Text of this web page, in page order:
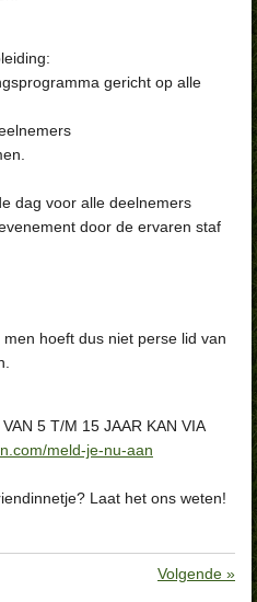
gericht op alle
dag voor alle deelnemers
door de ervaren staf
hoeft dus niet perse lid van
5 T/M 15 JAAR KAN VIA
meld-je-nu-aan
Laat het ons weten!
Volgende »